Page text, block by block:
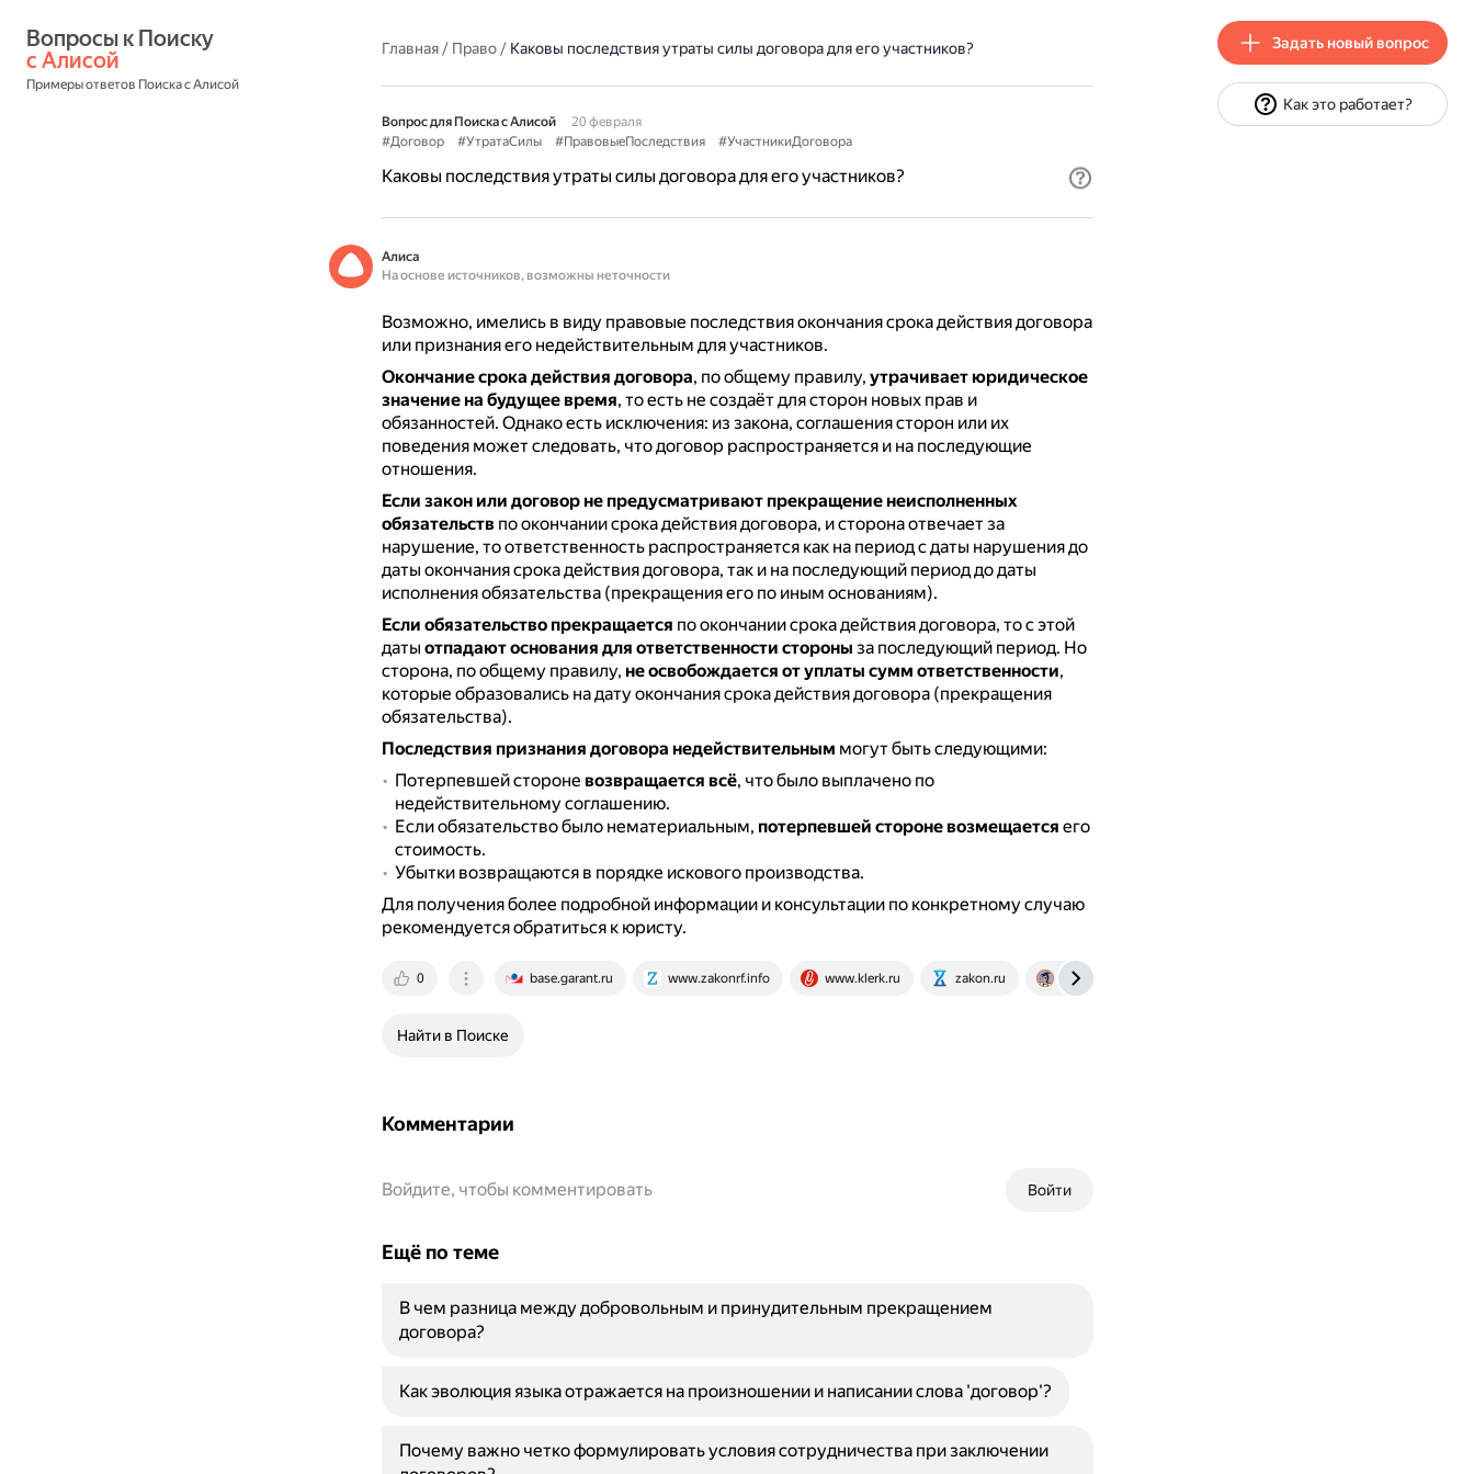
с Алисой
Примеры ответов Поиска с Алисой
Главная/ Право/ Каковы последствия утраты силы договора для его участников?
Вопрос для Поиска с Алисой
20 февраля
#Договор
#УтратаСилы #ПравовыеПоследствия #УчастникиДоговора
Каковы последствия утраты силы договора для его участников?
Алиса
На основе источников, возможны неточности
Возможно, имелись в виду правовые последствия окончания срока действия договора
или признания его недействительным для участников.
Окончание срока действия договора, по общему правилу, утрачивает юридическое
значение на будущее время, то есть не создаёт для сторон новых прав и
обязанностей. Однако есть исключения: из закона, соглашения сторон или их
поведения может следовать, что договор распространяется и на последующие
отношения.
Если закон или договор не предусматривают прекращение неисполненных
обязательствпо окончании срока действия договора, и сторона отвечает за
нарушение, то ответственность распространяется как на период с даты нарушения до
даты окончания срока действия договора, так и на последующий период до даты
исполнения обязательства (прекращения его по иным основаниям).
Если обязательство прекращается по окончании срока действия договора, то с этой
даты отпадают основания для ответственности стороны за последующий период. Но
сторона, по общему правилу, не освобождается от уплаты сумм ответственности,
которые образовались на дату окончания срока действия договора (прекращения
обязательства).
Последствия признания договора недействительным могут быть следующими:
Потерпевшей стороне возвращается всё, что было выплачено по
недействительному соглашению.
Если обязательство было нематериальным, потерпевшей стороне возмещается его
стоимость.
Убытки возвращаются в порядке искового производства.
Для получения более подробной информации и консультации по конкретному случаю
рекомендуется обратиться к юристу.
0 base.garant.ru www.zakonrf.info www.klerk.ru zakon.ru www.consultant.ru
Найти в Поиске
Комментарии
Войти
Войдите, чтобы комментировать
Ещё по теме
В чем разница между добровольным и принудительным прекращением
договора?
Как эволюция языка отражается на произношении и написании слова 'договор'?
Почему важно четко формулировать условия сотрудничества при заключении
Задать новый вопрос
Как это работает?